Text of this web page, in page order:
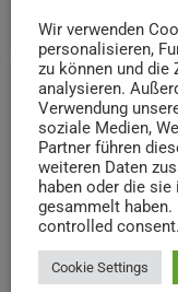
Wir verwenden
personalisieren,
zu können und die
analysieren.
Verwendung
soziale Medien,
Partner führen
weiteren Daten
haben oder die
gesammelt
controlled consent.
Cookie Settings